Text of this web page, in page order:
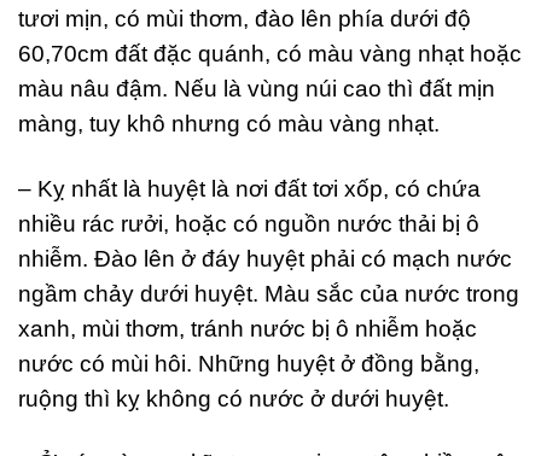
tươi mịn, có mùi thơm, đào lên phía dưới độ
60,70cm đất đặc quánh, có màu vàng nhạt hoặc
màu nâu đậm. Nếu là vùng núi cao thì đất mịn
màng, tuy khô nhưng có màu vàng nhạt.
– Kỵ nhất là huyệt là nơi đất tơi xốp, có chứa
nhiều rác rưởi, hoặc có nguồn nước thải bị ô
nhiễm. Đào lên ở đáy huyệt phải có mạch nước
ngầm chảy dưới huyệt. Màu sắc của nước trong
xanh, mùi thơm, tránh nước bị ô nhiễm hoặc
nước có mùi hôi. Những huyệt ở đồng bằng,
ruộng thì kỵ không có nước ở dưới huyệt.